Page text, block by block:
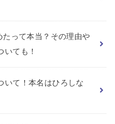
って本当？その理由や
いても！
いて！本名はひろしな